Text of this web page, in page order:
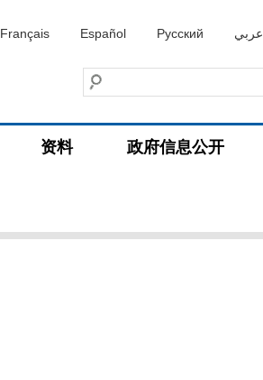
Français Español Русский عربي
资料 政府信息公开